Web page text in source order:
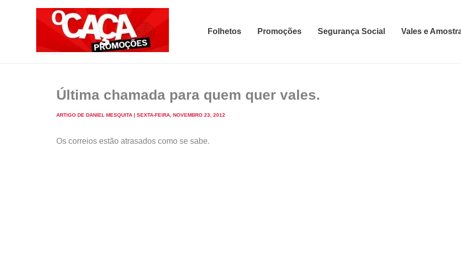
Folhetos Promoções Segurança Social Vales e
Última chamada para quem quer vales.
ARTIGO DE DANIEL MESQUITA | SEXTA-FEIRA, NOVEMBRO 23, 2012
Os correios estão atrasados como se sabe.